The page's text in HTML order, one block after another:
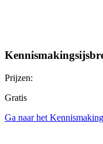
Prijzen:
Gratis
Ga naar het